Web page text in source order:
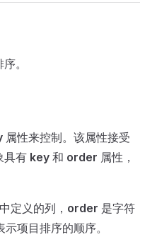
。
属性来控制。该属性接受
具有 key 和 order 属性，
定义的列， order 是字符
示项目排序的顺序。